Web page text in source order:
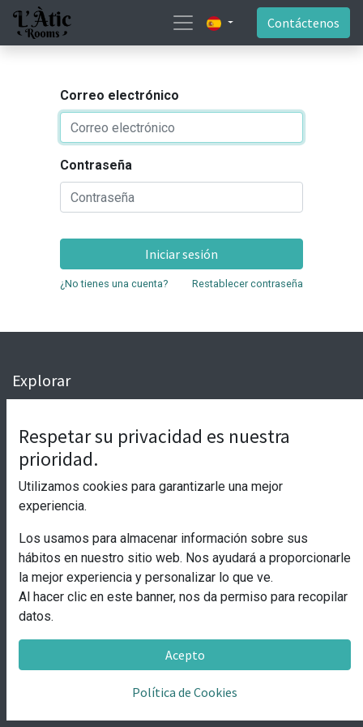
Contáctenos
Correo electrónico
Contraseña
Iniciar sesión
¿No tienes una cuenta? Restablecer contraseña
Explorar
Aviso Legal
Política de Cookies
Términos y condiciones
Póngase en contacto
info@laticrooms.com
info@roomsandgo.com
+34 (965) 20 86 24
Freshotels SL
Inscrita en el Registro Mercantil de Alicante en el Tomo
Respetar su privacidad es nuestra
prioridad.
Utilizamos cookies para garantizarle una mejor
experiencia.
Los usamos para almacenar información sobre sus
hábitos en nuestro sitio web. Nos ayudará a proporcionarle
la mejor experiencia y personalizar lo que ve.
Al hacer clic en este banner, nos da permiso para recopilar
datos.
Acepto
Política de Cookies